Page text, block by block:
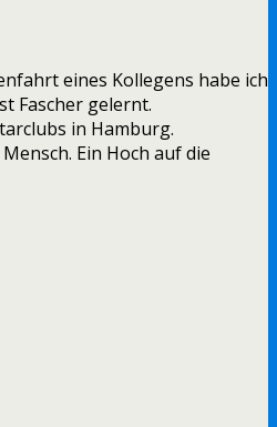
eines Kollegens habe ich
Fascher gelernt.
in Hamburg.
Ein Hoch auf die